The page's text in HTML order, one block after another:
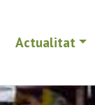
Actualitat